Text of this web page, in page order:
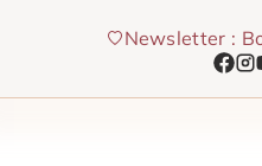
Newsletter :